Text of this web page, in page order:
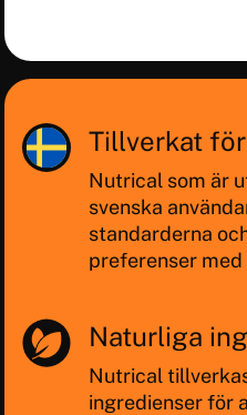
Tillverkat
Nutrical som är
svenska
standarderna
preferenser
Naturliga
Nutrical
ingredienser för